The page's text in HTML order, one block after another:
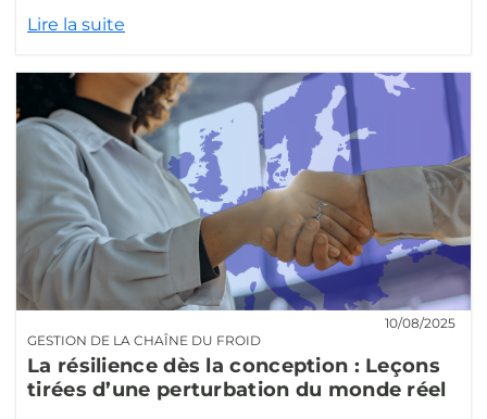
Lire la suite
GESTION DE LA CHAÎNE DU FROID
10/08/2025
La résilience dès la conception : Leçons
tirées d’une perturbation du monde réel